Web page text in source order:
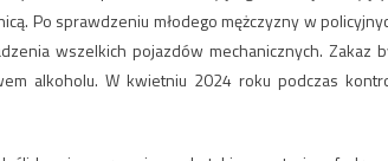
Po sprawdzeniu młodego mężczyzny w
wszelkich pojazdów mechanicznych. Zakaz
alkoholu. W kwietniu 2024 roku podczas